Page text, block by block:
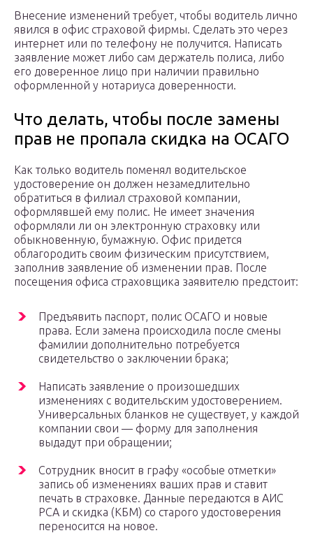
Внесение изменений требует, чтобы водитель лично
явился в офис страховой фирмы. Сделать это через
интернет или по телефону не получится. Написать
заявление может либо сам держатель полиса, либо
его доверенное лицо при наличии правильно
оформленной у нотариуса доверенности.
Что делать, чтобы после замены
прав не пропала скидка на ОСАГО
Как только водитель поменял водительское
удостоверение он должен незамедлительно
обратиться в филиал страховой компании,
оформлявшей ему полис. Не имеет значения
оформляли ли он электронную страховку или
обыкновенную, бумажную. Офис придется
облагородить своим физическим присутствием,
заполнив заявление об изменении прав. После
посещения офиса страховщика заявителю предстоит:
Предъявить паспорт, полис ОСАГО и новые
права. Если замена происходила после смены
фамилии дополнительно потребуется
свидетельство о заключении брака;
Написать заявление о произошедших
изменениях с водительским удостоверением.
Универсальных бланков не существует, у каждой
компании свои — форму для заполнения
выдадут при обращении;
Сотрудник вносит в графу «особые отметки»
запись об изменениях ваших прав и ставит
печать в страховке. Данные передаются в АИС
РСА и скидка (КБМ) со старого удостоверения
переносится на новое.